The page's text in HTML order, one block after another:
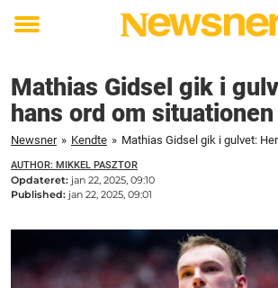
Toggle
Mathias Gidsel gik i
hans ord om situationen
Newsner » Kendte »
AUTHOR: MIKKEL PASZTOR
Opdateret: jan 22, 2025, 09:10
Published: jan 22, 2025, 09:01